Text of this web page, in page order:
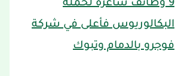
9 وظائف شاغرة لحملة
البكالوريوس فأعلى في شركة
فوجرو بالدمام وتبوك